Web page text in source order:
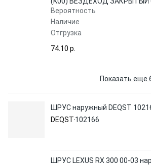
Вероятность
Наличие
Отгрузка
74.10 p.
Показать еще
ШРУС наружный DEQST
DEQST 102166
ШРУС LEXUS RX 300 00-03